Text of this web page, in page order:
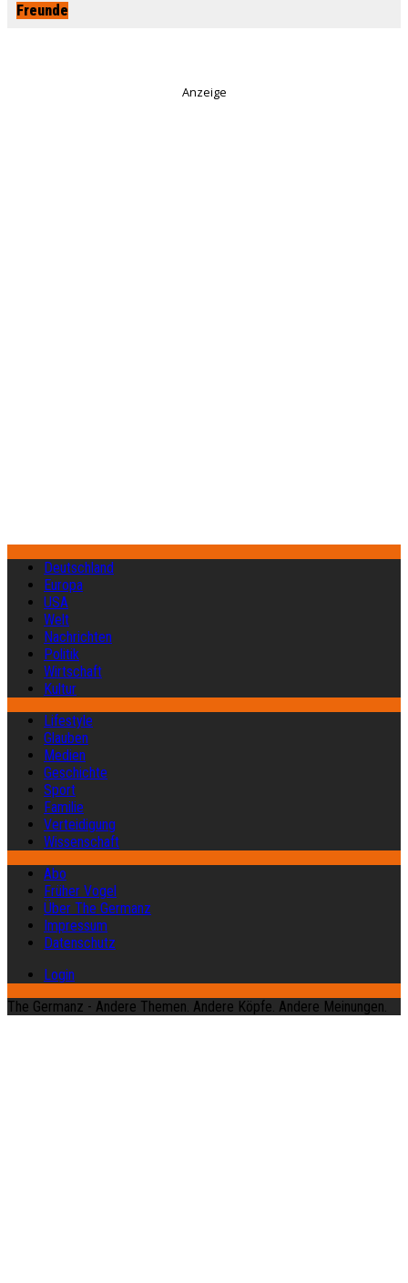
Freunde
Anzeige
Deutschland
Europa
USA
Welt
Nachrichten
Politik
Wirtschaft
Kultur
Lifestyle
Glauben
Medien
Geschichte
Sport
Familie
Verteidigung
Wissenschaft
Abo
Früher Vogel
Über The Germanz
Impressum
Datenschutz
Login
The Germanz - Andere Themen. Andere Köpfe. Andere Meinungen.